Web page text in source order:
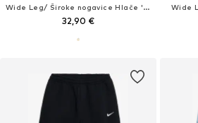
Wide Leg/ Široke nogavice Hlače 'KOGLian'
32,90 €
Wide